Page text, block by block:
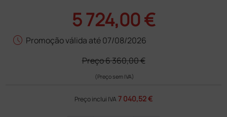
5 724,00 €
schedule Promoção válida até 07/08/2026
Preço6 360,00 €
(Preço sem IVA)
Preço inclui IVA 7 040,52 €